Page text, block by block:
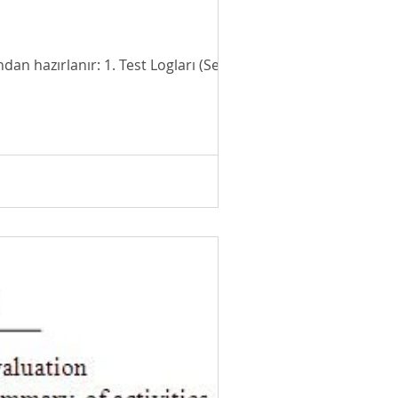
Yazılım Test faaliyetleri gerçekleştirilen aşağıda verilen çıktılar Test Mühendisleri tarafından hazırlanır: 1. Test Logları (Seyir...